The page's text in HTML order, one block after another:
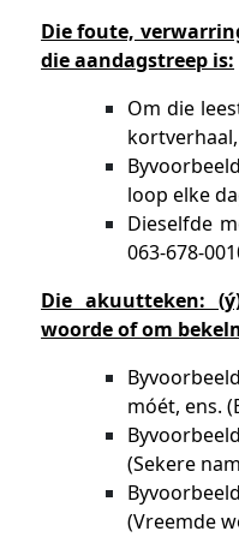
Die foute,
die aandagstreep is:
Om die
loop elke
Dieselfde
063-678-
Die akuutteken:
woorde of om
móét, ens.
(Sekere
(Vreemde